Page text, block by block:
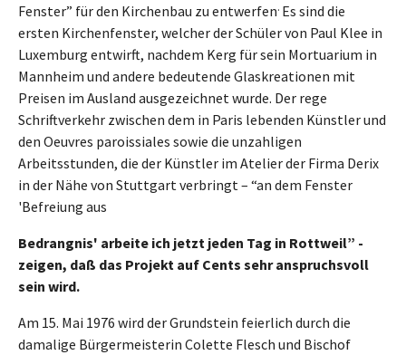
Fenster” für den Kirchenbau zu entwerfen. Es sind die
ersten Kirchenfenster, welcher der Schüler von Paul Klee in
Luxemburg entwirft, nachdem Kerg für sein Mortuarium in
Mannheim und andere bedeutende Glaskreationen mit
Preisen im Ausland ausgezeichnet wurde. Der rege
Schriftverkehr zwischen dem in Paris lebenden Künstler und
den Oeuvres paroissiales sowie die unzahligen
Arbeitsstunden, die der Künstler im Atelier der Firma Derix
in der Nähe von Stuttgart verbringt – “an dem Fenster
'Befreiung aus
Bedrangnis' arbeite ich jetzt jeden Tag in Rottweil” -
zeigen, daß das Projekt auf Cents sehr anspruchsvoll
sein wird.
Am 15. Mai 1976 wird der Grundstein feierlich durch die
damalige Bürgermeisterin Colette Flesch und Bischof